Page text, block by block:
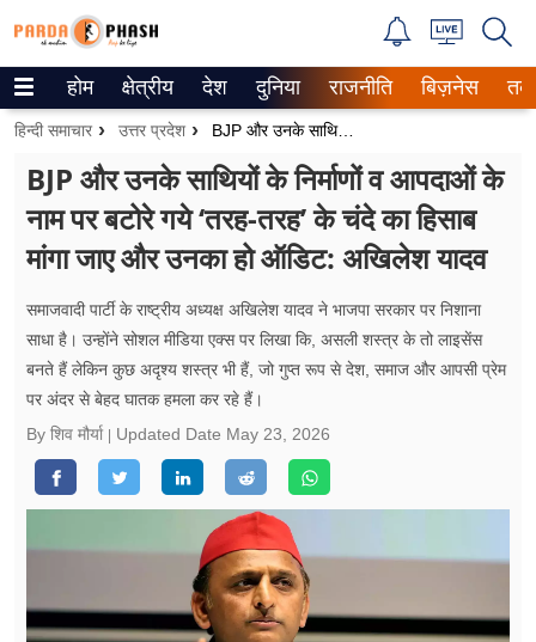
Trending on Google News
ePaper
वेब स्टोरीज
उत्तर प्रदेश
गैलरी
वीडियो
रिलेशनशिप
जीवन मंत्रा
फूड
होम क्षेत्रीय देश दुनिया राजनीति बिज़नेस
हिन्दी समाचार उत्तर प्रदेश BJP और उनके साथियों के निर्माणों व आपदाओं के नाम पर बटोरे गये ‘तरह-तरह’ के चंदे का हिसाब मांगा जाए और उनका हो ऑडिट: अखिलेश यादव
BJP और उनके साथियों के निर्माणों व आपदाओं के
नाम पर बटोरे गये ‘तरह-तरह’ के चंदे का हिसाब
मांगा जाए और उनका हो ऑडिट: अखिलेश यादव
समाजवादी पार्टी के राष्ट्रीय अध्यक्ष अखिलेश यादव ने भाजपा सरकार पर निशाना
साधा है। उन्होंने सोशल मीडिया एक्स पर लिखा कि, असली शस्त्र के तो लाइसेंस
बनते हैं लेकिन कुछ अदृश्य शस्त्र भी हैं, जो गुप्त रूप से देश, समाज और आपसी प्रेम
पर अंदर से बेहद घातक हमला कर रहे हैं।
By शिव मौर्या
Updated Date May 23, 2026